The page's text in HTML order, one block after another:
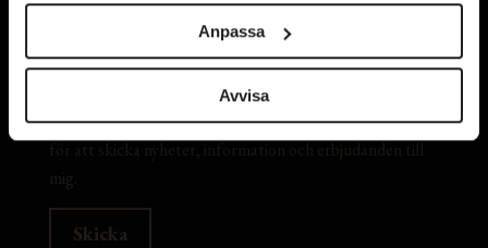
Anpassa
Avvisa
Prenumerera på vårt nyhetsbrev
Jag samtycker till att The Barn sparar min mejladress
för att skicka nyheter, information och erbjudanden till
mig.